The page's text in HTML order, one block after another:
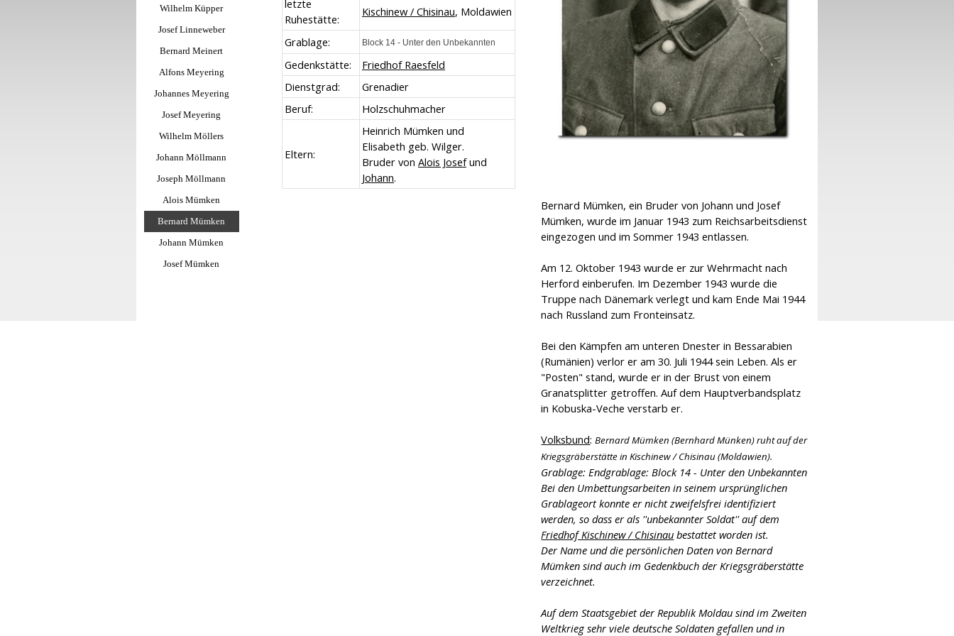
Wilhelm Küpper
Josef Linneweber
Bernard Meinert
Alfons Meyering
Johannes Meyering
Josef Meyering
Wilhelm Möllers
Johann Möllmann
Joseph Möllmann
Alois Mümken
Bernard Mümken
Johann Mümken
Josef Mümken
letzte
Ruhestätte:
Kischinew / Chisinau, Moldawien
Grablage: Block 14 - Unter den Unbekannten
Gedenkstätte:
Friedhof Raesfeld
Dienstgrad:
Grenadier
Beruf:
Holzschuhmacher
Eltern:
Heinrich Mümken und
Elisabeth geb. Wilger.
Bruder von Alois Josefund
Johann.
Bernard Mümken, ein Bruder von Johann und Josef
Mümken, wurde im Januar 1943 zum Reichsarbeitsdienst
eingezogen und im Sommer 1943 entlassen.
Am 12. Oktober 1943 wurde er zur Wehrmacht nach
Herford einberufen. Im Dezember 1943 wurde die
Truppe nach Dänemark verlegt und kam Ende Mai 1944
nach Russland zum Fronteinsatz.
Bei den Kämpfen am unteren Dnester in Bessarabien
(Rumänien) verlor er am 30. Juli 1944 sein Leben. Als er
"Posten" stand, wurde er in der Brust von einem
Granatsplitter getroffen. Auf dem Hauptverbandsplatz
in Kobuska-Veche verstarb er.
Volksbund:Bernard Mümken (Bernhard Münken) ruht auf der
Kriegsgräberstätte in Kischinew / Chisinau (Moldawien).
Grablage: Endgrablage: Block 14 - Unter den Unbekannten
Bei den Umbettungsarbeiten in seinem ursprünglichen
Grablageort konnte er nicht zweifelsfrei identifiziert
werden, so dass er als ''unbekannter Soldat'' auf dem
Friedhof Kischinew / Chisinau bestattet worden ist.
Der Name und die persönlichen Daten von Bernard
Mümken sind auch im Gedenkbuch der Kriegsgräberstätte
verzeichnet.
Auf dem Staatsgebiet der Republik Moldau sind im Zweiten
Weltkrieg sehr viele deutsche Soldaten gefallen und in